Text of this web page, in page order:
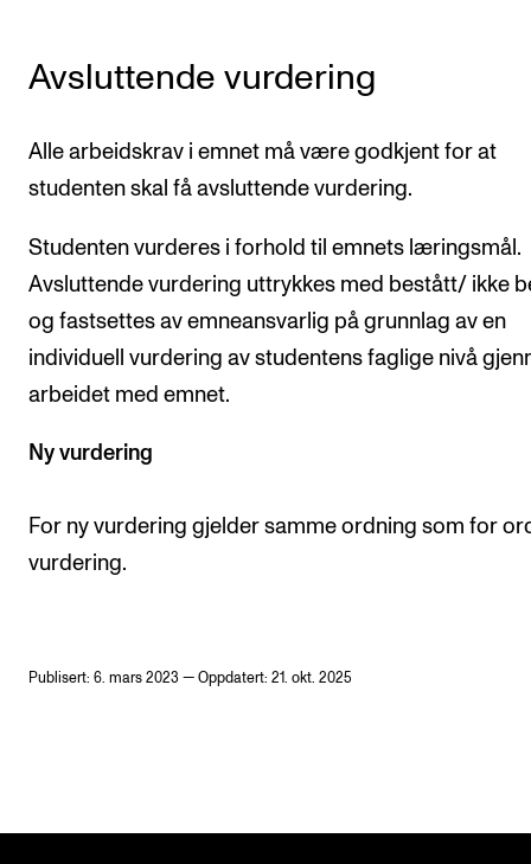
Avsluttende vurdering
Alle arbeidskrav i emnet må være godkjent for at
studenten skal få avsluttende vurdering.
Studenten vurderes i forhold til emnets læringsmål.
Avsluttende vurdering uttrykkes med bestått/ ikke
og fastsettes av emneansvarlig på grunnlag av en
individuell vurdering av studentens faglige nivå
arbeidet med emnet.
Ny vurdering
For ny vurdering gjelder samme ordning som for
vurdering.
Publisert: 6. mars 2023 — Oppdatert: 21. okt. 2025